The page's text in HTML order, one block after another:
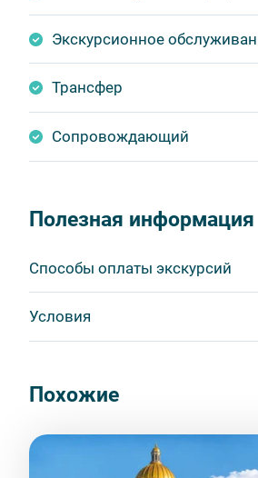
Экскурсионное
Трансфер
Сопровождающий
Полезная информация
Способы оплаты экскурсий
Условия
Похожие